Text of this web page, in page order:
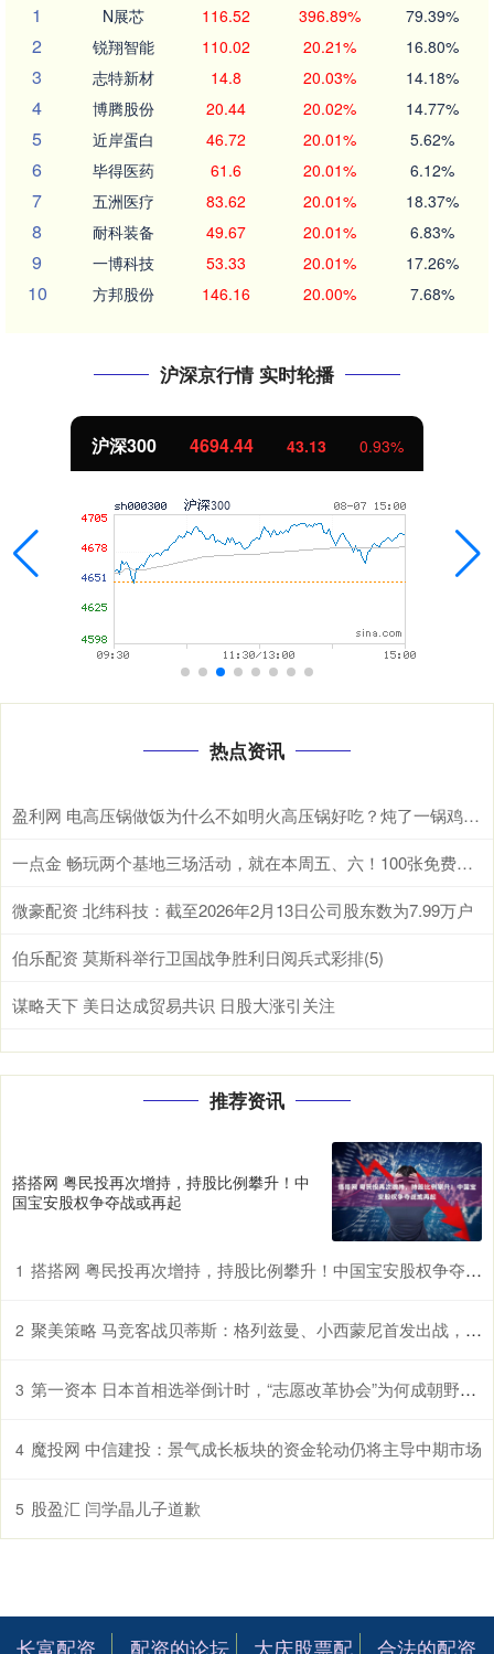
1
N展芯 116.52 396.89% 79.39%
2 锐翔智能 110.02 20.21% 16.80%
3 志特新材 14.8 20.03% 14.18%
4 博腾股份 20.44 20.02% 14.77%
5 近岸蛋白 46.72 20.01% 5.62%
6 毕得医药 61.6 20.01% 6.12%
7 五洲医疗 83.62 20.01% 18.37%
8 耐科装备 49.67 20.01% 6.83%
9 一博科技 53.33 20.01% 17.26%
10 方邦股份 146.16 20.00% 7.68%
沪深京行情 实时轮播
北证50 1134.24 11.37 1.01%
热点资讯
盈利网 电高压锅做饭为什么不如明火高压锅好吃？炖了一锅鸡汤后，我懂了
一点金 畅玩两个基地三场活动，就在本周五、六！100张免费门票等你领→
微豪配资 北纬科技：截至2026年2月13日公司股东数为7.99万户
伯乐配资 莫斯科举行卫国战争胜利日阅兵式彩排(5)
谋略天下 美日达成贸易共识 日股大涨引关注
推荐资讯
搭搭网 粤民投再次增持，持股比例攀升！中
国宝安股权争夺战或再起
1 搭搭网 粤民投再次增持，持股比例攀升！中国宝安股权争夺战或再起
2 聚美策略 马竞客战贝蒂斯：格列兹曼、小西蒙尼首发出战，卢克曼首秀
3 第一资本 日本首相选举倒计时，“志愿改革协会”为何成朝野争抢的香饽饽？
4 魔投网 中信建投：景气成长板块的资金轮动仍将主导中期市场
5 股盈汇 闫学晶儿子道歉
长富配资 配资的论坛 大庆股票配 合法的配资